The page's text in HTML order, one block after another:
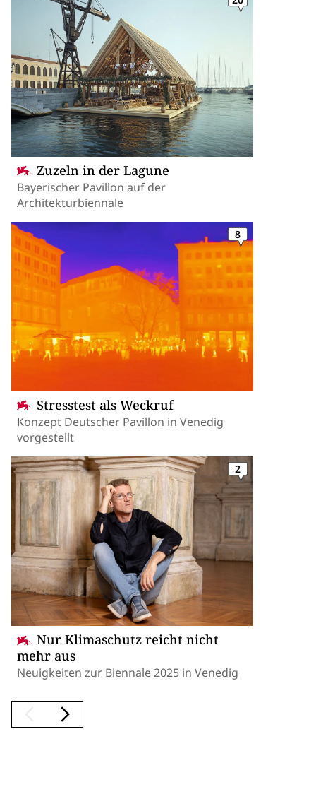
Zuzeln in der Lagune
Bayerischer Pavillon auf der
Architekturbiennale
Stresstest als Weckruf
Konzept Deutscher Pavillon in Venedig
vorgestellt
8
Nur Klimaschutz reicht nicht
mehr aus
Neuigkeiten zur Biennale 2025 in Venedig
2